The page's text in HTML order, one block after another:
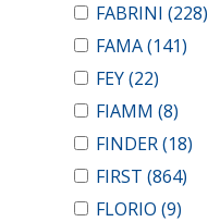
FABRINI (228)
FAMA(141)
FEY(22)
FIAMM (8)
FINDER(18)
FIRST (864)
FLORIO (9)